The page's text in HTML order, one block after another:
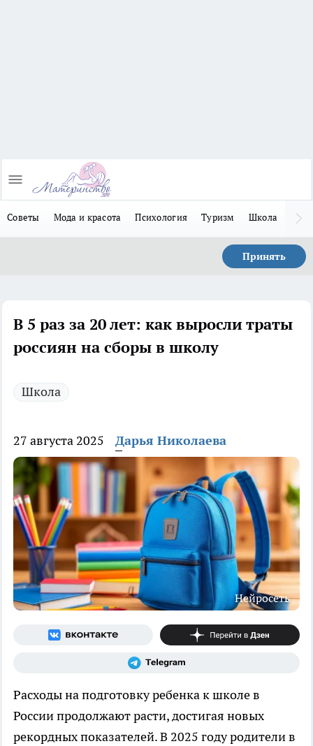
Советы Мода и красота Психология Туризм Школа
Принять
В 5 раз за 20 лет: как выросли траты
россиян на сборы в школу
Школа
27 августа 2025 Дарья Николаева
Нейросеть
Расходы на подготовку ребенка к школе в
России продолжают расти, достигая новых
рекордных показателей. В 2025 году родители в